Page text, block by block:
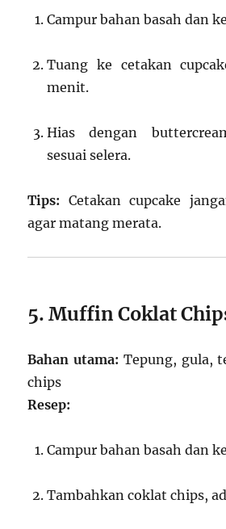
Campur bahan basah dan
Tuang ke cetakan
menit.
Hias dengan
sesuai selera.
Tips: Cetakan cupcake
agar matang merata.
5. Muffin Coklat
Bahan utama: Tepung, gula,
chips
Resep:
Campur bahan basah dan
Tambahkan coklat chips,